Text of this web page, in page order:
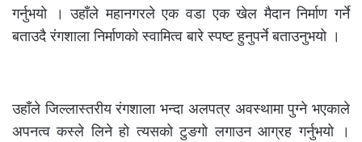
गर्नुभयो । उहाँले महानगरले एक वडा एक खेल मैदान निर्माण गर्ने
बताउदै रंगशाला निर्माणको स्वामित्व बारे स्पष्ट हुनुपर्ने बताउनुभयो ।
उहाँले जिल्लास्तरीय रंगशाला भन्दा अलपत्र अवस्थामा पुग्ने भएकाले
अपनत्व कस्ले लिने हो त्यसको टुङगो लगाउन आग्रह गर्नुभयो ।